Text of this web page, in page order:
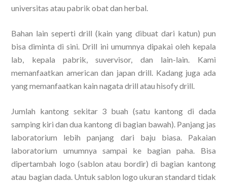
universitas atau pabrik obat dan herbal.
Bahan lain seperti drill (kain yang dibuat dari katun) pun
bisa diminta di sini. Drill ini umumnya dipakai oleh kepala
lab, kepala pabrik, suvervisor, dan lain-lain. Kami
memanfaatkan american dan japan drill. Kadang juga ada
yang memanfaatkan kain nagata drill atau hisofy drill.
Jumlah kantong sekitar 3 buah (satu kantong di dada
samping kiri dan dua kantong di bagian bawah). Panjang jas
laboratorium lebih panjang dari baju biasa. Pakaian
laboratorium umumnya sampai ke bagian paha. Bisa
dipertambah logo (sablon atau bordir) di bagian kantong
atau bagian dada. Untuk sablon logo ukuran standard tidak